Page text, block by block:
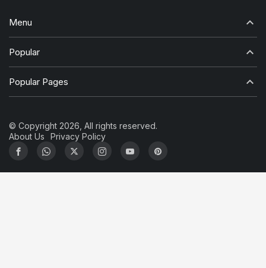
Menu
Popular
Popular Pages
© Copyright 2026, All rights reserved.
About Us
Privacy Policy